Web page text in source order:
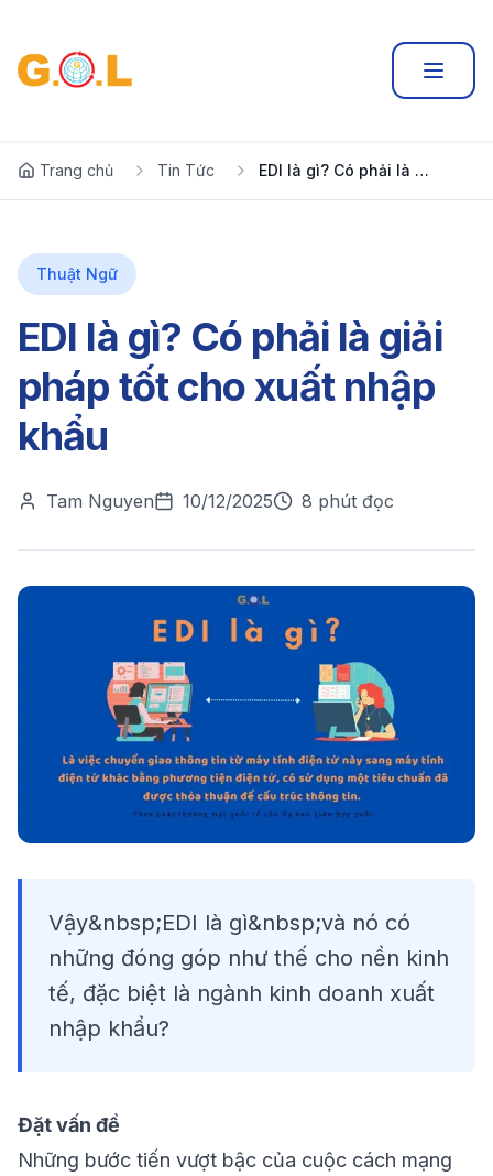
Trang chủ Tin Tức EDI là gì? Có phải là giải pháp tốt cho xuất nhập khẩu
Thuật Ngữ
EDI là gì? Có phải là giải
pháp tốt cho xuất nhập
khẩu
Tam Nguyen 10/12/2025 8 phút đọc
Vậy&nbsp;EDI là gì&nbsp;và nó có
những đóng góp như thế cho nền kinh
tế, đặc biệt là ngành kinh doanh xuất
nhập khẩu?
Đặt vấn đề
Những bước tiến vượt bậc của cuộc cách mạng